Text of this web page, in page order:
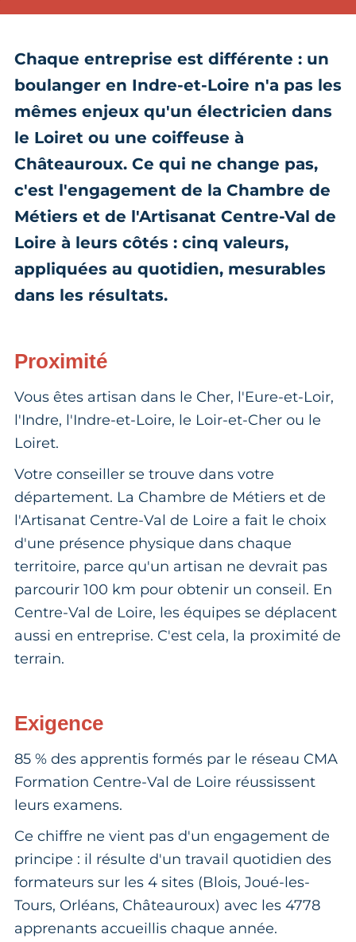
Chaque entreprise est différente : un
boulanger en Indre-et-Loire n'a pas les
mêmes enjeux qu'un électricien dans
le Loiret ou une coiffeuse à
Châteauroux. Ce qui ne change pas,
c'est l'engagement de la Chambre de
Métiers et de l'Artisanat Centre-Val de
Loire à leurs côtés : cinq valeurs,
appliquées au quotidien, mesurables
dans les résultats.
Proximité
Vous êtes artisan dans le Cher, l'Eure-et-Loir,
l'Indre, l'Indre-et-Loire, le Loir-et-Cher ou le
Loiret.
Votre conseiller se trouve dans votre
département. La Chambre de Métiers et de
l'Artisanat Centre-Val de Loire a fait le choix
d'une présence physique dans chaque
territoire, parce qu'un artisan ne devrait pas
parcourir 100 km pour obtenir un conseil. En
Centre-Val de Loire, les équipes se déplacent
aussi en entreprise. C'est cela, la proximité de
terrain.
Exigence
85 % des apprentis formés par le réseau CMA
Formation Centre-Val de Loire réussissent
leurs examens.
Ce chiffre ne vient pas d'un engagement de
principe : il résulte d'un travail quotidien des
formateurs sur les 4 sites (Blois, Joué-les-
Tours, Orléans, Châteauroux) avec les 4778
apprenants accueillis chaque année.